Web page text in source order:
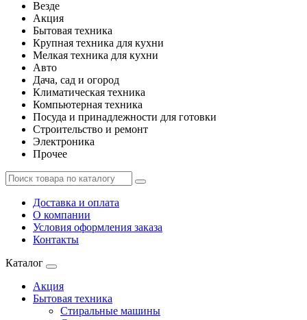
Везде
Акция
Бытовая техника
Крупная техника для кухни
Мелкая техника для кухни
Авто
Дача, сад и огород
Климатическая техника
Компьютерная техника
Посуда и принадлежности для готовки
Строительство и ремонт
Электроника
Прочее
Доставка и оплата
О компании
Условия оформления заказа
Контакты
Каталог
Акция
Бытовая техника
Стиральные машины